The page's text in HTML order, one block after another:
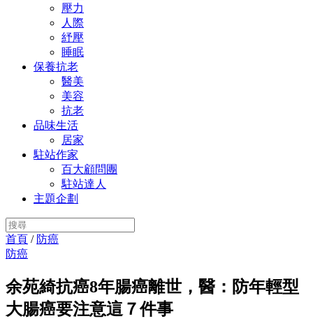
壓力
人際
紓壓
睡眠
保養抗老
醫美
美容
抗老
品味生活
居家
駐站作家
百大顧問團
駐站達人
主題企劃
首頁 / 防癌
防癌
余苑綺抗癌8年腸癌離世，醫：防年輕型
大腸癌要注意這７件事